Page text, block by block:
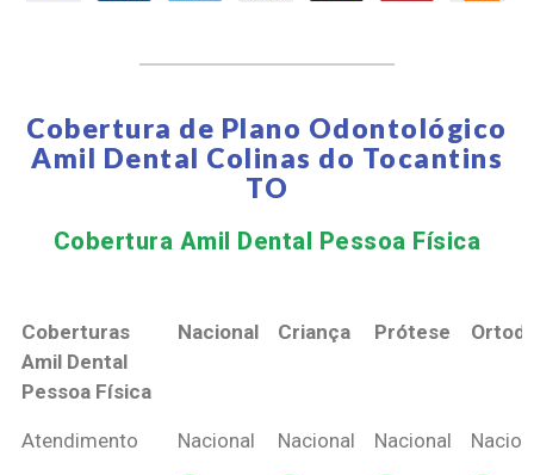
Cobertura de Plano Odontológico
Amil Dental Colinas do Tocantins
TO
Cobertura Amil Dental Pessoa Física​
Coberturas
Amil Dental
Pessoa Física
Nacional Criança Prótese
Coberturas
Nacional Criança Prótese
Atendimento Nacional Nacional Nacional